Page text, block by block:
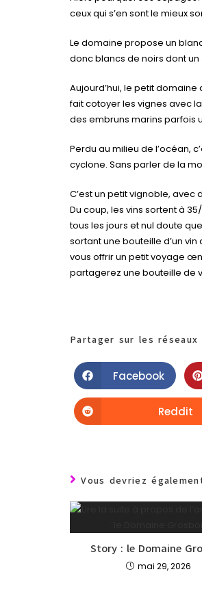
ceux qui s’en sont le mieux
Le domaine propose un
donc blancs de noirs dont
Aujourd’hui, le petit domaine
fait cotoyer les vignes avec
des embruns marins parfois
Perdu au milieu de l’océan,
cyclone. Sans parler de la
C’est un petit vignoble,
Du coup, les vins sortent à
tous les jours et nul doute
sortant une bouteille d’un
vous offrir un petit voyage
partagerez une bouteille de
Partager sur les réseaux
Facebook
Reddit
Vous devriez
Story : le Domaine
mai 29, 2026